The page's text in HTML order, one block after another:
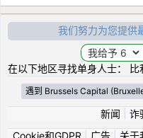
我们努力为您提供
在以下地区寻找单身人士： 比
遇到 Brussels Capital
新闻 诈
Cookie和GDPR
广告| 关于